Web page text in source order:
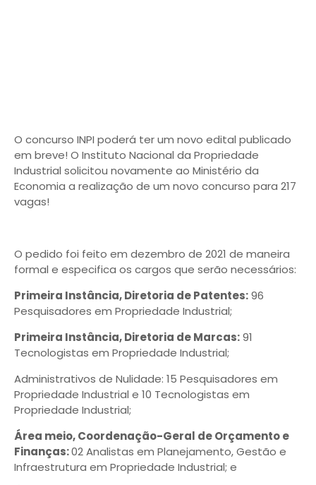
O concurso INPI poderá ter um novo edital publicado
em breve! O Instituto Nacional da Propriedade
Industrial solicitou novamente ao Ministério da
Economia a realização de um novo concurso para 217
vagas!
O pedido foi feito em dezembro de 2021 de maneira
formal e especifica os cargos que serão necessários:
Primeira Instância, Diretoria de Patentes:96
Pesquisadores em Propriedade Industrial;
Primeira Instância, Diretoria de Marcas:91
Tecnologistas em Propriedade Industrial;
Administrativos de Nulidade: 15 Pesquisadores em
Propriedade Industrial e 10 Tecnologistas em
Propriedade Industrial;
Área meio, Coordenação-Geral de Orçamento e
Finanças:02 Analistas em Planejamento, Gestão e
Infraestrutura em Propriedade Industrial; e